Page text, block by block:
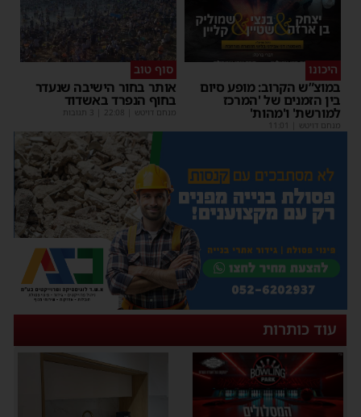
היכונו
במוצ”ש הקרוב: מופע סיום
בין הזמנים של 'המרכז
למורשת' ו'מהות'
מנחם דויטש 11:01
סוף טוב
אותר בחור הישיבה שנעדר
בחוף הנפרד באשדוד
מנחם דויטש 22:08
עוד כותרות